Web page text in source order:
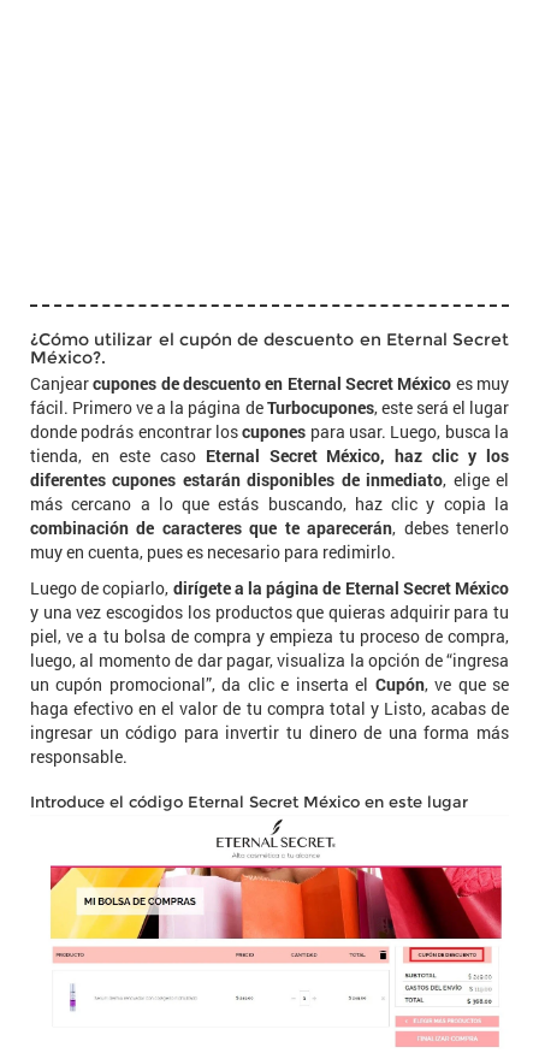
¿Cómo utilizar el cupón de descuento en Eternal Secret
México?.
Canjearcupones de descuento en Eternal Secret México es muy
fácil. Primero ve a la página deTurbocupones, este será el lugar
donde podrás encontrar loscupones para usar. Luego, busca la
tienda, en este caso Eternal Secret México, haz clic y los
diferentes cupones estarán disponibles de inmediato, elige el
más cercano a lo que estás buscando, haz clic y copia la
combinación de caracteres que te aparecerán, debes tenerlo
muy en cuenta, pues es necesario para redimirlo.
Luego de copiarlo, dirígete a la página de Eternal Secret México
y una vez escogidos los productos que quieras adquirir para tu
piel, ve a tu bolsa de compra y empieza tu proceso de compra,
luego, al momento de dar pagar, visualiza la opción de “ingresa
un cupón promocional”, da clic e inserta el Cupón, ve que se
haga efectivo en el valor de tu compra total y Listo, acabas de
ingresar un código para invertir tu dinero de una forma más
responsable.
Introduce el código Eternal Secret México en este lugar